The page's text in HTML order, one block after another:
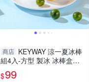
商店 KEYWAY 涼一夏冰棒
組4入-方型 製冰 冰棒盒
【愛買】
$99